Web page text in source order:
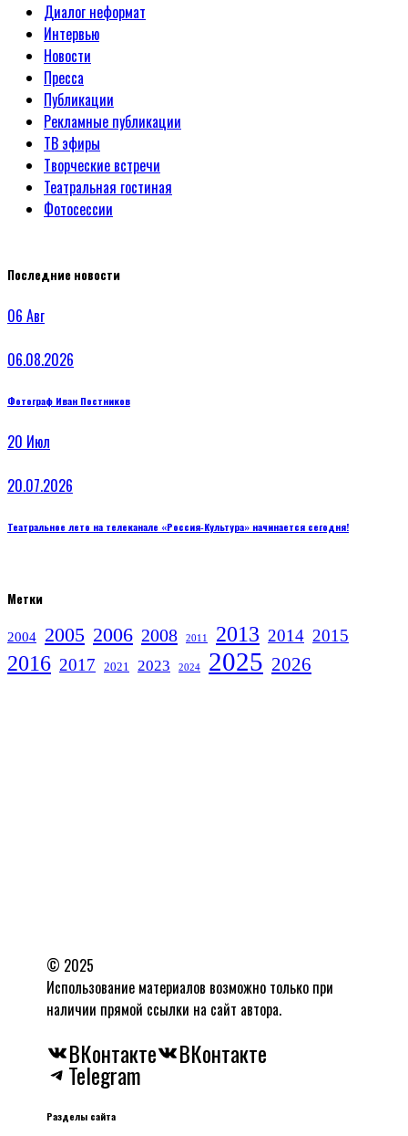
Диалог неформат
Интервью
Новости
Пресса
Публикации
Рекламные публикации
ТВ эфиры
Творческие встречи
Театральная гостиная
Фотосессии
Последние новости
06 Авг
06.08.2026
Фотограф Иван Постников
20 Июл
20.07.2026
Театральное лето на телеканале «Россия‑Культура» начинается сегодня!
Метки
2004 2005 2006 2008 2011 2013 2014 2015
2016 2017 2021 2023 2024 2025 2026
© 2025
Использование материалов возможно только при
наличии прямой ссылки на сайт автора.
ВКонтакте ВКонтакте
Telegram
Разделы сайта